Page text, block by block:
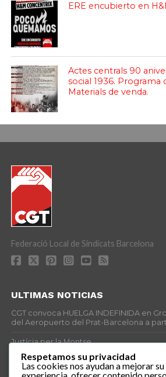
ERE encubierto en
Actes centrals 90
social 1936. Programa
Materials de venda.
Federació Local de Sindicats Barcelona
ULTIMAS NOTICIAS
CGT convoca HUELGA INDEFINIDA en
del Aeropuerto del Prat-Barcelona a
Justícia per la Montse
25J – Día Mundial para la Prevención de
Respetamos su privacidad
Las cookies nos ayudan a mejorar su
experiencia, ofrecer contenido